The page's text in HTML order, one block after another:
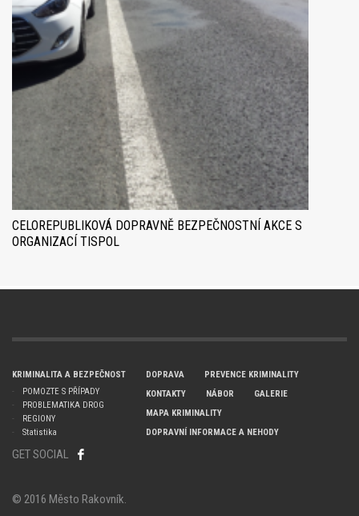
CELOREPUBLIKOVÁ DOPRAVNĚ BEZPEČNOSTNÍ AKCE S
ORGANIZACÍ TISPOL
KRIMINALITA A BEZPEČNOST
POMOZTE S PŘÍPADY
PROBLEMATIKA DROG
REGIONY
Statistika
DOPRAVA
PREVENCE KRIMINALITY
KONTAKTY
NÁBOR
GALERIE
MAPA KRIMINALITY
DOPRAVNÍ INFORMACE A NEHODY
GET SOCIAL
© 2016 Město Rakovník.